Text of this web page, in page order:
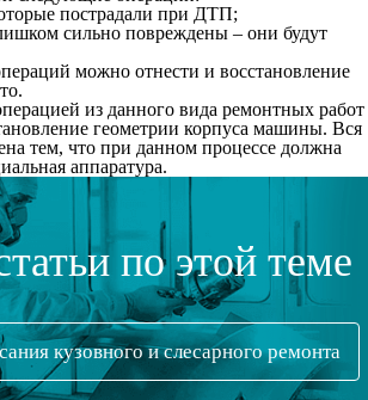
пострадали при ДТП;
сильно повреждены – они будут
можно отнести и восстановление
из данного вида ремонтных работ
геометрии корпуса машины. Вся
тем, что при данном процессе должна
аппаратура.
по этой теме
кузовного и слесарного ремонта